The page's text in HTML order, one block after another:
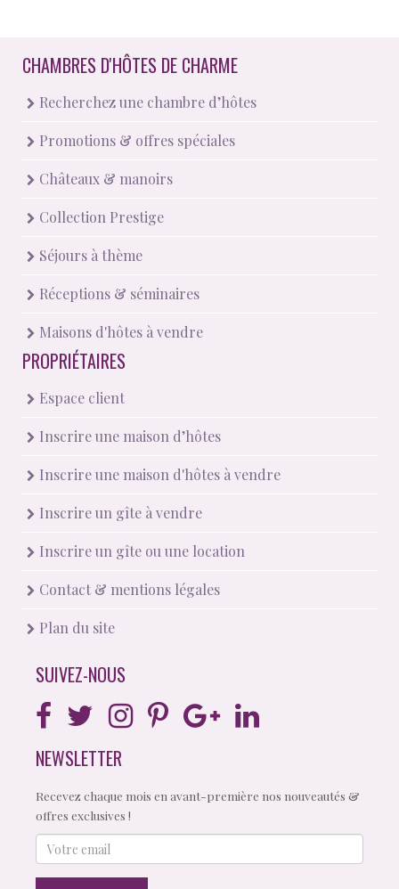
CHAMBRES D'HÔTES DE CHARME
Recherchez une chambre d’hôtes
Promotions & offres spéciales
Châteaux & manoirs
Collection Prestige
Séjours à thème
Réceptions & séminaires
Maisons d'hôtes à vendre
PROPRIÉTAIRES
Espace client
Inscrire une maison d’hôtes
Inscrire une maison d'hôtes à vendre
Inscrire un gîte à vendre
Inscrire un gîte ou une location
Contact & mentions légales
Plan du site
SUIVEZ-NOUS
NEWSLETTER
Recevez chaque mois en avant-première nos nouveautés &
offres exclusives !
Votre
email